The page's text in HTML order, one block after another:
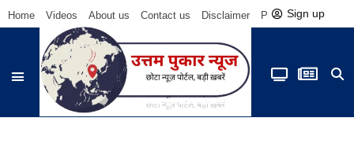
Home Videos About us Contact us Disclaimer Privacy Policy
Sign up